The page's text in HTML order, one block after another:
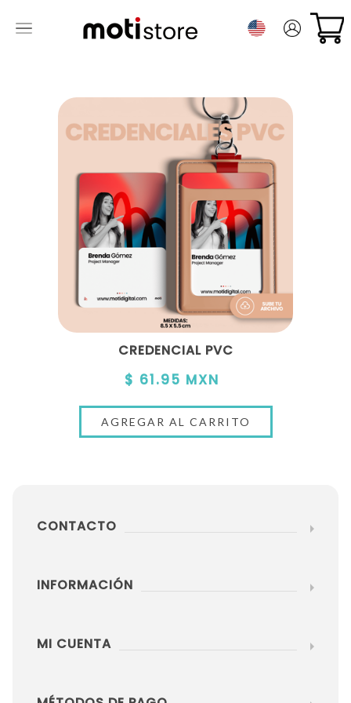
CREDENCIAL PVC
$ 61.95 MXN
CONTACTO
INFORMACIÓN
MI CUENTA